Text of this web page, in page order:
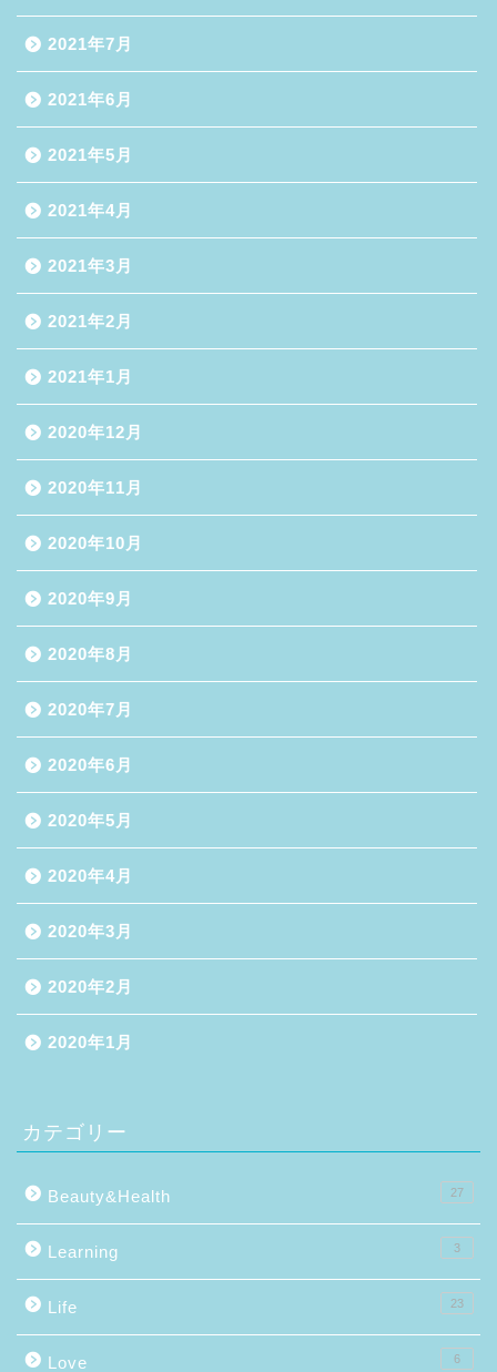
2021年7月
2021年6月
2021年5月
2021年4月
2021年3月
2021年2月
2021年1月
2020年12月
2020年11月
2020年10月
2020年9月
2020年8月
2020年7月
2020年6月
2020年5月
2020年4月
2020年3月
2020年2月
2020年1月
カテゴリー
Beauty&Health 27
Learning 3
Life 23
Love 6